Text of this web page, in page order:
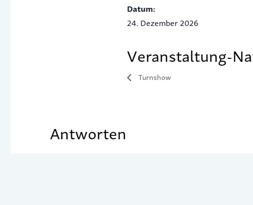
Datum:
24. Dezember 2026
Veranstaltung-
Turnshow
Antworten